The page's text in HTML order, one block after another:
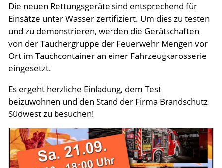
Meldungen 2026
Meldungen Archiv
Termine & Events
Links
Die neuen Rettungsgeräte sind entsprechend für
Einsätze unter Wasser zertifiziert. Um dies zu testen
und zu demonstrieren, werden die Gerätschaften
von der Tauchergruppe der Feuerwehr Mengen vor
Ort im Tauchcontainer an einer Fahrzeugkarosserie
eingesetzt.
Es ergeht herzliche Einladung, dem Test
beizuwohnen und den Stand der Firma Brandschutz
Südwest zu besuchen!